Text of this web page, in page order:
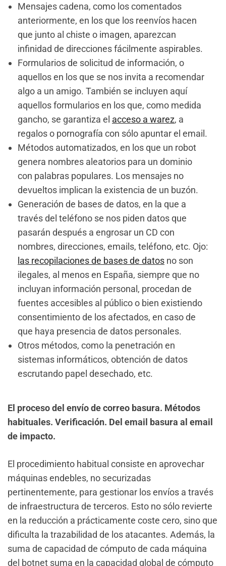
Mensajes cadena, como los comentados
anteriormente, en los que los reenvíos hacen
que junto al chiste o imagen, aparezcan
infinidad de direcciones fácilmente aspirables.
Formularios de solicitud de información, o
aquellos en los que se nos invita a recomendar
algo a un amigo. También se incluyen aquí
aquellos formularios en los que, como medida
gancho, se garantiza el acceso a warez, a
regalos o pornografía con sólo apuntar el email.
Métodos automatizados, en los que un robot
genera nombres aleatorios para un dominio
con palabras populares. Los mensajes no
devueltos implican la existencia de un buzón.
Generación de bases de datos, en la que a
través del teléfono se nos piden datos que
pasarán después a engrosar un CD con
nombres, direcciones, emails, teléfono, etc. Ojo:
las recopilaciones de bases de datos no son
ilegales, al menos en España, siempre que no
incluyan información personal, procedan de
fuentes accesibles al público o bien existiendo
consentimiento de los afectados, en caso de
que haya presencia de datos personales.
Otros métodos, como la penetración en
sistemas informáticos, obtención de datos
escrutando papel desechado, etc.
El proceso del envío de correo basura. Métodos
habituales. Verificación. Del email basura al email
de impacto.
El procedimiento habitual consiste en aprovechar
máquinas endebles, no securizadas
pertinentemente, para gestionar los envíos a través
de infraestructura de terceros. Esto no sólo revierte
en la reducción a prácticamente coste cero, sino que
dificulta la trazabilidad de los atacantes. Además, la
suma de capacidad de cómputo de cada máquina
del botnet suma en la capacidad global de cómputo